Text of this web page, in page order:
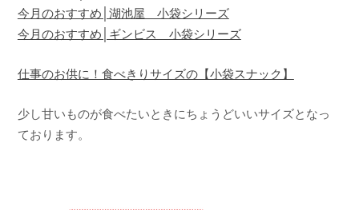
今月のおすすめ│湖池屋 小袋シリーズ
今月のおすすめ│ギンビス 小袋シリーズ
仕事のお供に！食べきりサイズの【小袋スナック】
少し甘いものが食べたいときにちょうどいいサイズとなっ
ております。